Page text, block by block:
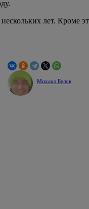
лет. Кроме
Михаил Белов